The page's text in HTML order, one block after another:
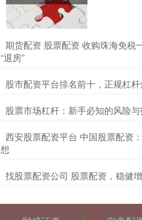
期货配资 股票配资 收购珠海免税
“退房”
股市配资平台排名前十，正规杠
股票市场杠杆：新手必知的风险
西安股票配资平台 中国股票配资
想
找股票配资公司 股票配资，稳健